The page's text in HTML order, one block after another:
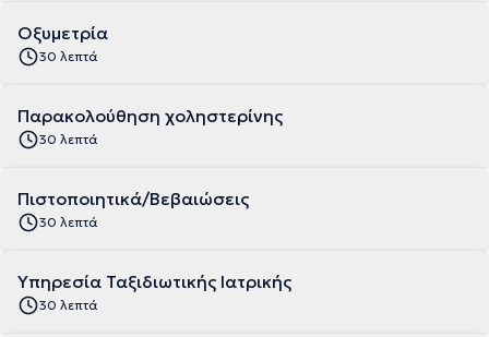
Οξυμετρία
30 λεπτά
Παρακολούθηση χοληστερίνης
30 λεπτά
Πιστοποιητικά/Βεβαιώσεις
30 λεπτά
Υπηρεσία Ταξιδιωτικής Ιατρικής
30 λεπτά